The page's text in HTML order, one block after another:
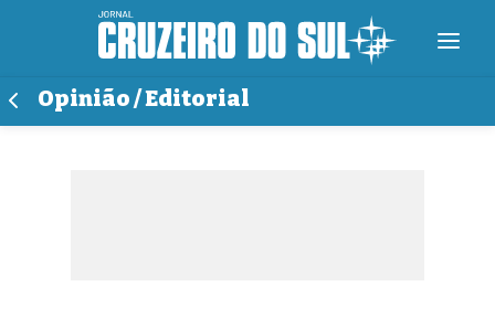
Opinião / Editorial